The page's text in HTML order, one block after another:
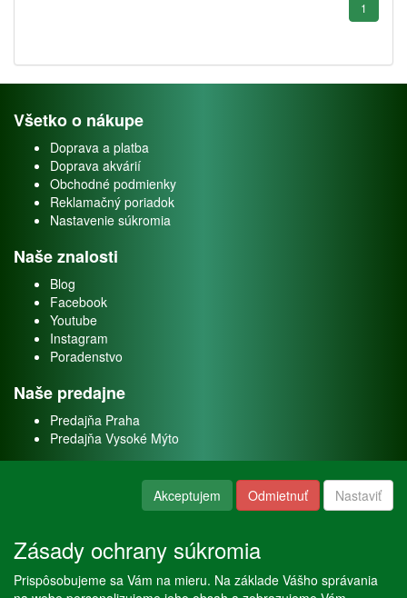
1
Všetko o nákupe
Doprava a platba
Doprava akvárií
Obchodné podmienky
Reklamačný poriadok
Nastavenie súkromia
Naše znalosti
Blog
Facebook
Youtube
Instagram
Poradenstvo
Naše predajne
Predajňa Praha
Predajňa Vysoké Mýto
Naše služby
Servis
Akceptujem Odmietnuť Nastaviť
Zásady ochrany súkromia
Prispôsobujeme sa Vám na mieru. Na základe Vášho správania